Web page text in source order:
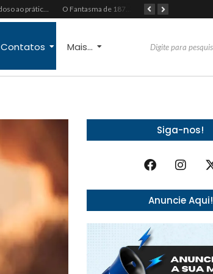
Do vaidoso ao prático: veja lista com ideias de presentes Avon para cada perfil de pai O Fantasma de 1877 e o Alerta de 2027: O Reciprocidalismo Como Escudo Contra o Novo El NiñoPh.D. Nizomar Falcão
Contatos Mais...
Siga-nos!
Anuncie Aqui!